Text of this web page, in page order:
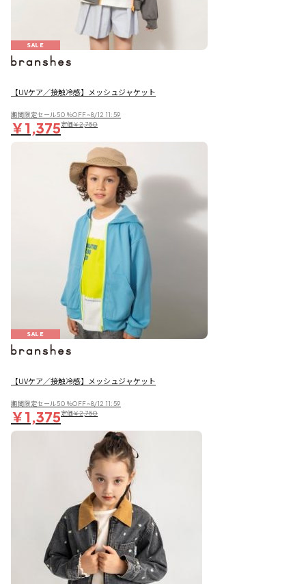
SALE
【UVケア／接触冷感】メッシュジャケット
期間限定セール50％OFF~8/12 11:59
￥1,375定価￥2,750
SALE
【UVケア／接触冷感】メッシュジャケット
期間限定セール50％OFF~8/12 11:59
￥1,375定価￥2,750